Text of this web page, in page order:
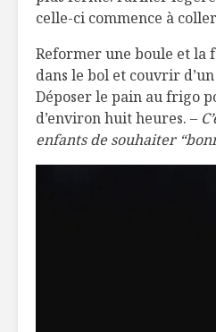
celle-ci commence à
Reformer une boule et la
dans le bol et couvrir
Déposer le pain au frigo
d’environ huit heures. –
enfants de souhaiter